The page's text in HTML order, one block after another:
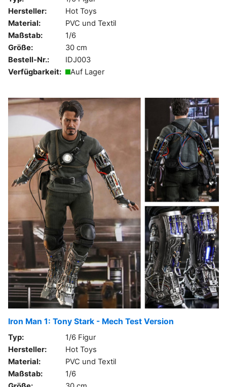
Hersteller:
Hot Toys
Material:
PVC und Textil
Maßstab:
1/6
Größe:
30 cm
Bestell-Nr.:
IDJ003
Verfügbarkeit:
Auf Lager
Iron Man 1: Tony Stark - Mech Test Version
Typ:
1/6 Figur
Hersteller:
Hot Toys
Material:
PVC und Textil
Maßstab:
1/6